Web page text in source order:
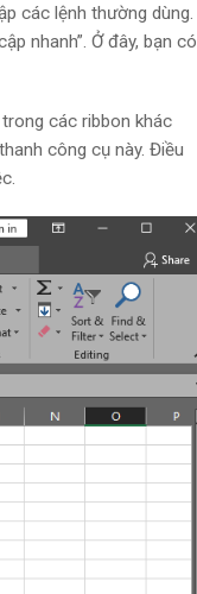
các lệnh thường dùng.
nhanh”. Ở đây, bạn có
các ribbon khác
công cụ này. Điều